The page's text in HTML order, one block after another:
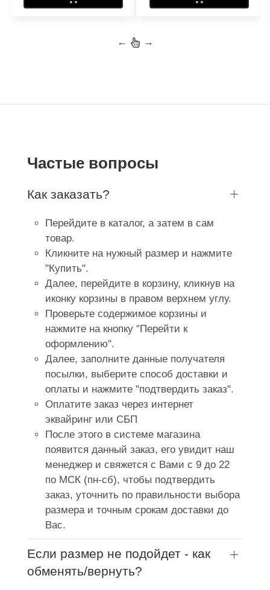
← →
Частые вопросы
Как заказать?
Перейдите в каталог, а затем в сам
товар.
Кликните на нужный размер и нажмите
"Купить".
Далее, перейдите в корзину, кликнув на
иконку корзины в правом верхнем углу.
Проверьте содержимое корзины и
нажмите на кнопку "Перейти к
оформлению".
Далее, заполните данные получателя
посылки, выберите способ доставки и
оплаты и нажмите "подтвердить заказ".
Оплатите заказ через интернет
эквайринг или СБП
После этого в системе магазина
появится данный заказ, его увидит наш
менеджер и свяжется с Вами с 9 до 22
по МСК (пн-сб), чтобы подтвердить
заказ, уточнить по правильности выбора
размера и точным срокам доставки до
Вас.
Если размер не подойдет - как
обменять/вернуть?